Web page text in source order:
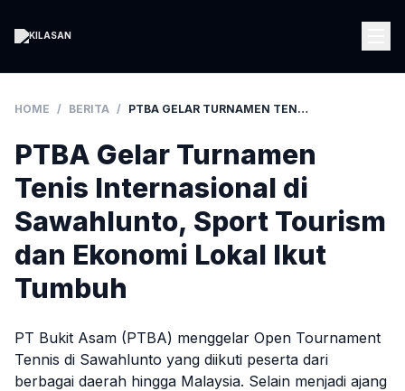
HOME / BERITA / PTBA GELAR TURNAMEN TENIS INTERNASIONAL DI SAWAHLUNTO, SPORT TOURISM DAN EKONOMI LOKAL IKUT TUMBUH
PTBA Gelar Turnamen
Tenis Internasional di
Sawahlunto, Sport Tourism
dan Ekonomi Lokal Ikut
Tumbuh
PT Bukit Asam (PTBA) menggelar Open Tournament
Tennis di Sawahlunto yang diikuti peserta dari
berbagai daerah hingga Malaysia. Selain menjadi ajang